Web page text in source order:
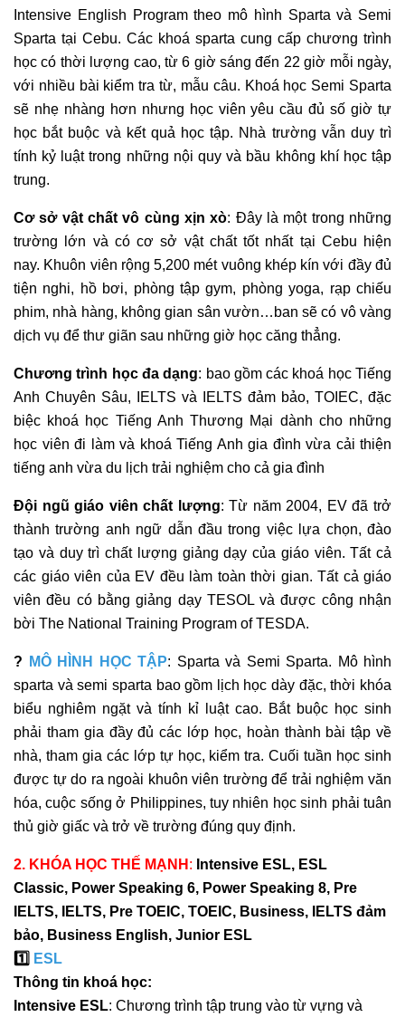
Intensive English Program theo mô hình Sparta và Semi
Sparta tại Cebu. Các khoá sparta cung cấp chương trình
học có thời lượng cao, từ 6 giờ sáng đến 22 giờ mỗi ngày,
với nhiều bài kiểm tra từ, mẫu câu. Khoá học Semi Sparta
sẽ nhẹ nhàng hơn nhưng học viên yêu cầu đủ số giờ tự
học bắt buộc và kết quả học tập. Nhà trường vẫn duy trì
tính kỷ luật trong những nội quy và bầu không khí học tập
trung.
Cơ sở vật chất vô cùng xịn xò: Đây là một trong những
trường lớn và có cơ sở vật chất tốt nhất tại Cebu hiện
nay. Khuôn viên rộng 5,200 mét vuông khép kín với đầy đủ
tiện nghi, hồ bơi, phòng tập gym, phòng yoga, rạp chiếu
phim, nhà hàng, không gian sân vườn…ban sẽ có vô vàng
dịch vụ để thư giãn sau những giờ học căng thẳng.
Chương trình học đa dạng: bao gồm các khoá học Tiếng
Anh Chuyên Sâu, IELTS và IELTS đảm bảo, TOIEC, đặc
biệc khoá học Tiếng Anh Thương Mại dành cho những
học viên đi làm và khoá Tiếng Anh gia đình vừa cải thiện
tiếng anh vừa du lịch trải nghiệm cho cả gia đình
Đội ngũ giáo viên chất lượng: Từ năm 2004, EV đã trở
thành trường anh ngữ dẫn đầu trong việc lựa chọn, đào
tạo và duy trì chất lượng giảng dạy của giáo viên. Tất cả
các giáo viên của EV đều làm toàn thời gian. Tất cả giáo
viên đều có bằng giảng dạy TESOL và được công nhận
bời The National Training Program of TESDA.
? MÔ HÌNH HỌC TẬP: Sparta và Semi Sparta. Mô hình
sparta và semi sparta bao gồm lịch học dày đặc, thời khóa
biểu nghiêm ngặt và tính kỉ luật cao. Bắt buộc học sinh
phải tham gia đầy đủ các lớp học, hoàn thành bài tập về
nhà, tham gia các lớp tự học, kiểm tra. Cuối tuần học sinh
được tự do ra ngoài khuôn viên trường để trải nghiệm văn
hóa, cuộc sống ở Philippines, tuy nhiên học sinh phải tuân
thủ giờ giấc và trở về trường đúng quy định.
2. KHÓA HỌC THẾ MẠNH : Intensive ESL, ESL
Classic, Power Speaking 6, Power Speaking 8, Pre
IELTS, IELTS, Pre TOEIC, TOEIC, Business, IELTS đảm
bảo, Business English, Junior ESL
1️⃣
ESL
Thông tin khoá học:
Intensive ESL: Chương trình tập trung vào từ vựng và